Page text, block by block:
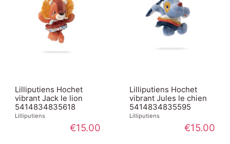
Lilliputiens Hochet
vibrant Jack le lion
5414834835618
Lilliputiens
€15.00
Lilliputiens Hochet
vibrant Jules le chien
5414834835595
Lilliputiens
€15.00